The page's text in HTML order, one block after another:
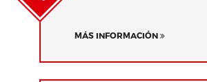
MÁS INFORMACIÓN